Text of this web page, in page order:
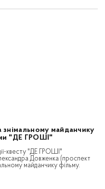
майданчику
"ДЕ ГРОШІ"
квесту "ДЕ ГРОШІ"
Довженка (проспект
майданчику фільму.